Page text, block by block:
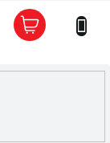
Nákupní
košík